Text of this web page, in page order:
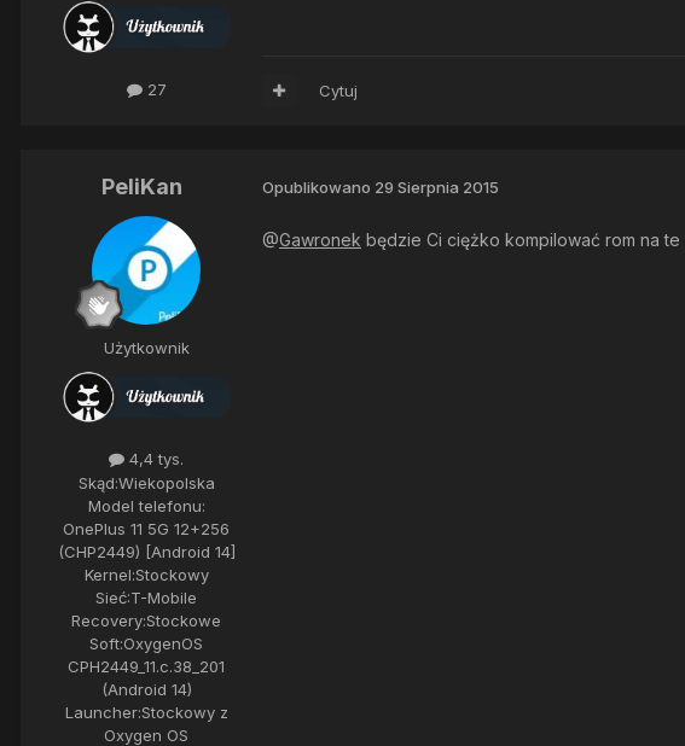
27 Cytuj
PeliKan
Użytkownik
4,4 tys.
Skąd:Wiekopolska
Model telefonu:
OnePlus 11 5G 12+256
(CHP2449) [Android 14]
Kernel:Stockowy
Sieć:T-Mobile
Recovery:Stockowe
Soft:OxygenOS
CPH2449_11.c.38_201
(Android 14)
Launcher:Stockowy z
Oxygen OS
Opublikowano 29 Sierpnia 2015
@Gawronek będzie Ci ciężko kompilować rom na